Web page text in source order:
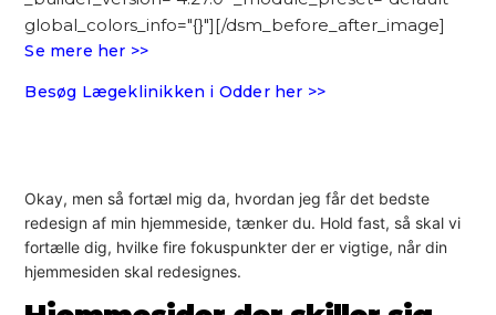
global_colors_info="{}"][/dsm_before_after_image]
Se mere her >>
Besøg Lægeklinikken i Odder her >>
Okay, men så fortæl mig da, hvordan jeg får det bedste
redesign af min hjemmeside, tænker du. Hold fast, så skal vi
fortælle dig, hvilke fire fokuspunkter der er vigtige, når din
hjemmesiden skal redesignes.